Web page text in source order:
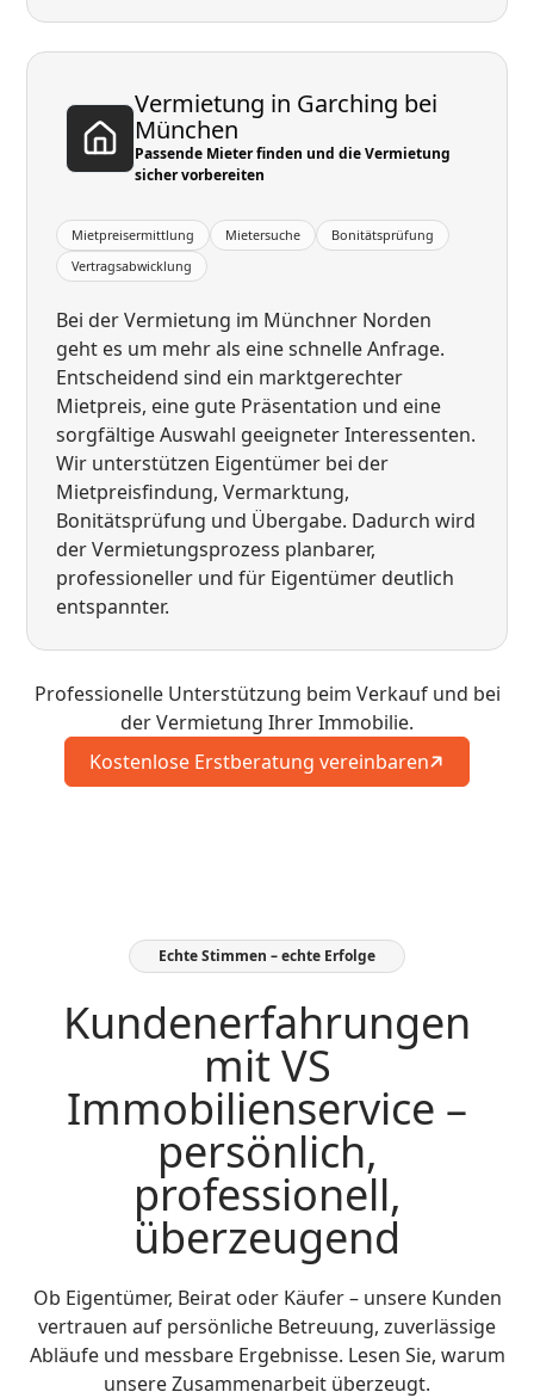
Vermietung in Garching bei
München
Passende Mieter finden und die Vermietung
sicher vorbereiten
Mietpreisermittlung Mietersuche
Bonitätsprüfung
Vertragsabwicklung
Bei der Vermietung im Münchner Norden
geht es um mehr als eine schnelle Anfrage.
Entscheidend sind ein marktgerechter
Mietpreis, eine gute Präsentation und eine
sorgfältige Auswahl geeigneter Interessenten.
Wir unterstützen Eigentümer bei der
Mietpreisfindung, Vermarktung,
Bonitätsprüfung und Übergabe. Dadurch wird
der Vermietungsprozess planbarer,
professioneller und für Eigentümer deutlich
entspannter.
Professionelle Unterstützung beim Verkauf und bei
der Vermietung Ihrer Immobilie.
Kostenlose Erstberatung vereinbaren
Echte Stimmen – echte Erfolge
Kundenerfahrungen
mit VS
Immobilienservice –
persönlich,
professionell,
überzeugend
Ob Eigentümer, Beirat oder Käufer – unsere Kunden
vertrauen auf persönliche Betreuung, zuverlässige
Abläufe und messbare Ergebnisse. Lesen Sie, warum
unsere Zusammenarbeit überzeugt.